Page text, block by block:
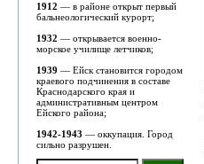
1912 — в районе открыт первый
бальнеологический курорт;
1932 — открывается военно-
морское училище летчиков;
1939 — Ейск становится городом
краевого подчинения в составе
Краснодарского края и
административным центром
Ейского района;
1942-1943 — оккупация. Город
сильно разрушен.